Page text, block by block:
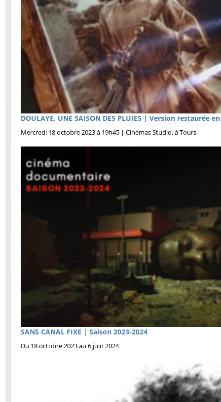
DOULAYE, UNE SAISON DES PLUIES | Version restaurée
Mercredi 18 octobre 2023 à 19h45 | Cinémas Studio, à Tours
SANS CANAL FIXE | Saison 2023-2024
Du 18 octobre 2023 au 6 juin 2024